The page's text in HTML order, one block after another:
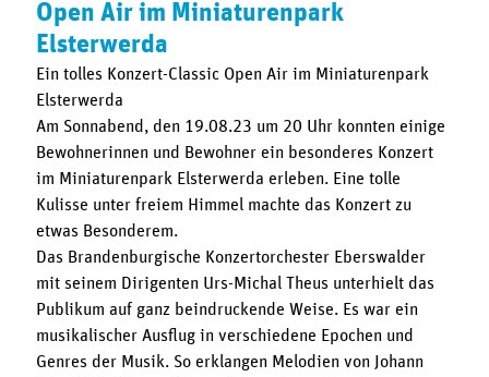
Open Air im Miniaturenpark
Elsterwerda
Ein tolles Konzert-Classic Open Air im Miniaturenpark
Elsterwerda
Am Sonnabend, den 19.08.23 um 20 Uhr konnten einige
Bewohnerinnen und Bewohner ein besonderes Konzert
im Miniaturenpark Elsterwerda erleben. Eine tolle
Kulisse unter freiem Himmel machte das Konzert zu
etwas Besonderem.
Das Brandenburgische Konzertorchester Eberswalder
mit seinem Dirigenten Urs-Michal Theus unterhielt das
Publikum auf ganz beindruckende Weise. Es war ein
musikalischer Ausflug in verschiedene Epochen und
Genres der Musik. So erklangen Melodien von Johann